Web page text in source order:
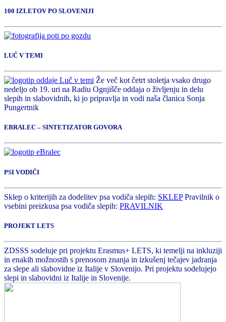
100 IZLETOV PO SLOVENIJI
LUČ V TEMI
Že več kot četrt stoletja vsako drugo
nedeljo ob 19. uri na Radiu Ognjišče oddaja o življenju in delu
slepih in slabovidnih, ki jo pripravlja in vodi naša članica Sonja
Pungertnik
EBRALEC – SINTETIZATOR GOVORA
PSI VODIČI
Sklep o kriterijih za dodelitev psa vodiča slepih: SKLEPPravilnik o
vsebini preizkusa psa vodiča slepih: PRAVILNIK
PROJEKT LETS
ZDSSS sodeluje pri projektu Erasmus+ LETS, ki temelji na inkluziji
in enakih možnostih s prenosom znanja in izkušenj tečajev jadranja
za slepe ali slabovidne iz Italije v Slovenijo. Pri projektu sodelujejo
slepi in slabovidni iz Italije in Slovenije.